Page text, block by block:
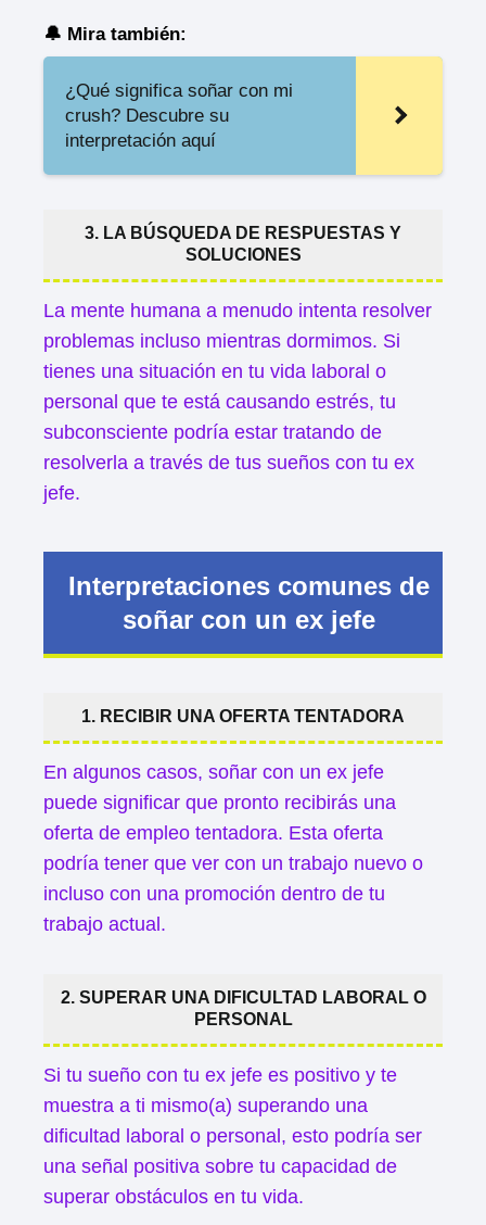
🔔 Mira también:
¿Qué significa soñar con mi
crush? Descubre su
interpretación aquí
3. LA BÚSQUEDA DE RESPUESTAS Y
SOLUCIONES
La mente humana a menudo intenta resolver
problemas incluso mientras dormimos. Si
tienes una situación en tu vida laboral o
personal que te está causando estrés, tu
subconsciente podría estar tratando de
resolverla a través de tus sueños con tu ex
jefe.
Interpretaciones comunes de
soñar con un ex jefe
1. RECIBIR UNA OFERTA TENTADORA
En algunos casos, soñar con un ex jefe
puede significar que pronto recibirás una
oferta de empleo tentadora. Esta oferta
podría tener que ver con un trabajo nuevo o
incluso con una promoción dentro de tu
trabajo actual.
2. SUPERAR UNA DIFICULTAD LABORAL O
PERSONAL
Si tu sueño con tu ex jefe es positivo y te
muestra a ti mismo(a) superando una
dificultad laboral o personal, esto podría ser
una señal positiva sobre tu capacidad de
superar obstáculos en tu vida.